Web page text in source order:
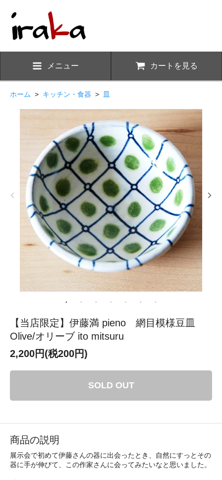
メニュー カートを見る
ホーム > キッチン・食器 > 皿
【当店限定】伊藤満 pieno 網目模様豆皿
Olive/オリーブ ito mitsuru
2,200円(税200円)
SOLD OUT
商品の説明
展示会で初めて伊藤さんの器に出会ったとき、自然にすっとその
器に手が伸びて、この作家さんに会ってみたいなと思いました。